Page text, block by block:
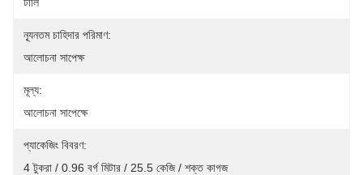
ন্যূনতম চাহিদার পরিমাণ:
আলোচনা সাপেক্ষ
মূল্য:
আলোচনা সাপেক্ষে
প্যাকেজিং বিবরণ:
4 টুকরা / 0.96 বর্গ মিটার / 25.5 কেজি / শক্ত কাগজ